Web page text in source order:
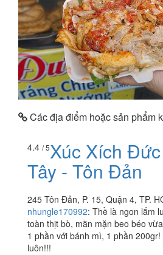
Các địa điểm hoặc sản phẩm
4.4 / 5Xúc Xích
Tây - Tôn Đản
245 Tôn Đản, P. 15, Quận 4, TP.
nhungle170992: Thề là ngon lắm
toàn thịt bò, mằn mặn beo béo
1 phần với bánh mì, 1 phần
luôn!!!